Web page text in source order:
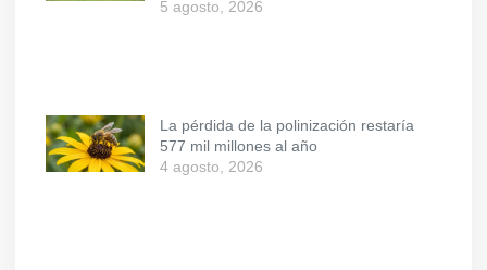
5 agosto, 2026
La pérdida de la polinización restaría
577 mil millones al año
4 agosto, 2026